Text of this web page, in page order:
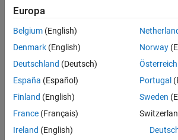
Modello additivo generalizzato
Reti neurali
Apprendimento incrementale
Previsioni dirette
Interpretabilità
Costruzione e valutazione del modello
Python
classificazione multiclasse, vedere
(Insiemi di classificazione).
App
Regression
Learner
Train regression models
supervised machine
Blocchi
Europa
Belgium (English)
Denmark (English)
Deutschland (Deutsch)
España (Español)
Finland (English)
France (Français)
Ireland (English)
Norway
Österreich
Portugal
Sweden